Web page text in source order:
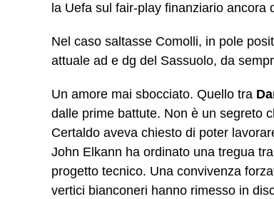
la Uefa sul fair-play finanziario ancora
Nel caso saltasse Comolli, in pole
attuale ad e dg del Sassuolo, da
Un amore mai sbocciato. Quello tra
dalle prime battute. Non è un segreto
Certaldo aveva chiesto di poter
John Elkann ha ordinato una tregua
progetto tecnico. Una convivenza
vertici bianconeri hanno rimesso in